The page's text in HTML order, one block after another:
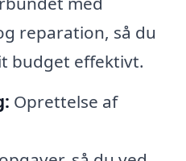
reparation, så du
budget effektivt.
Oprettelse af